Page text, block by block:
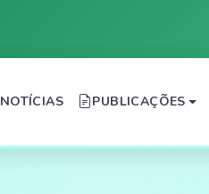
NOTÍCIAS PUBLICAÇÕES